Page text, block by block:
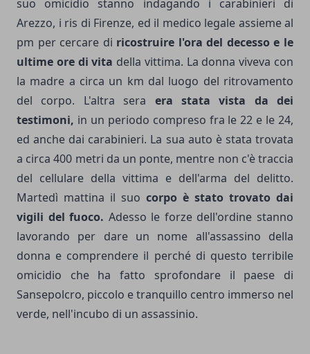
suo omicidio stanno indagando i carabinieri di
Arezzo, i ris di Firenze, ed il medico legale assieme al
pm per cercare di ricostruire l'ora del decesso e le
ultime ore di vita della vittima. La donna viveva con
la madre a circa un km dal luogo del ritrovamento
del corpo. L'altra sera era stata vista da dei
testimoni, in un periodo compreso fra le 22 e le 24,
ed anche dai carabinieri. La sua auto è stata trovata
a circa 400 metri da un ponte, mentre non c'è traccia
del cellulare della vittima e dell'arma del delitto.
Martedì mattina il suo corpo è stato trovato dai
vigili del fuoco. Adesso le forze dell'ordine stanno
lavorando per dare un nome all'assassino della
donna e comprendere il perché di questo terribile
omicidio che ha fatto sprofondare il paese di
Sansepolcro, piccolo e tranquillo centro immerso nel
verde, nell'incubo di un assassinio.